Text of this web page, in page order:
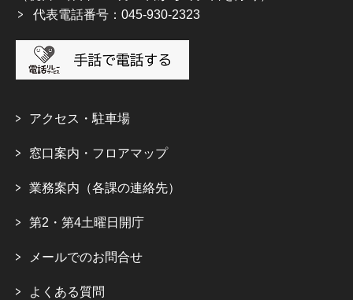
代表電話番号：045-930-2323
アクセス・駐車場
窓口案内・フロアマップ
業務案内（各課の連絡先）
第2・第4土曜日開庁
メールでのお問合せ
よくある質問